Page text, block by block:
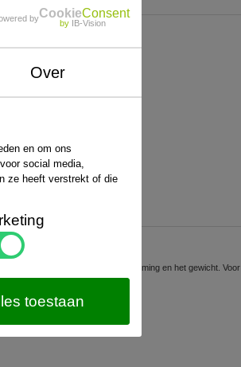
hiervoor hangt af van de bestemming en het gewicht. Voor
vanPostNL.
byCookieConsent
by IB-Vision
Over
en om ons
social media,
ze heeft verstrekt of die
toestaan